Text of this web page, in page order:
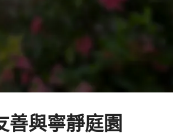
善與寧靜庭園